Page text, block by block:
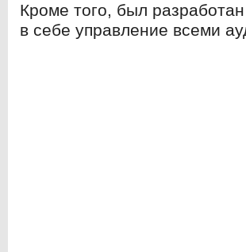
Кроме того, был
в себе управление всеми